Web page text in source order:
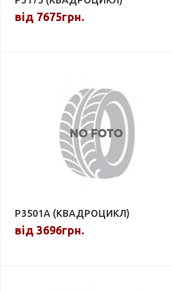
від 7675грн.
P3501A (КВАДРОЦИКЛ)
від 3696грн.